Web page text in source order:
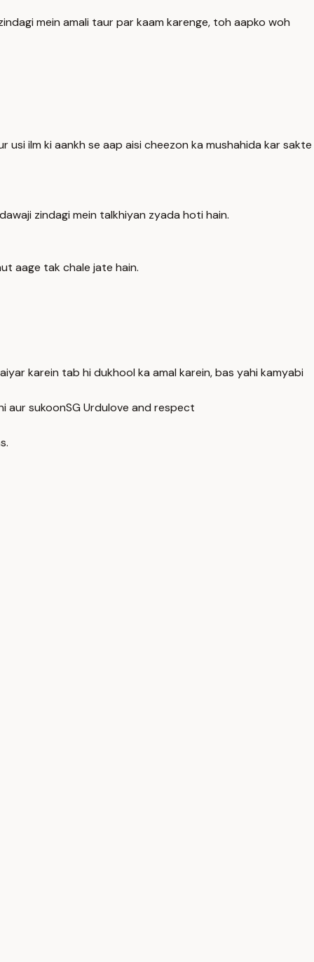
mein amali taur par kaam karenge, toh aapko woh
usi ilm ki aankh se aap aisi cheezon ka mushahida kar sakte
zindagi mein talkhiyan zyada hoti hain.
aage tak chale jate hain.
karein tab hi dukhool ka amal karein, bas yahi kamyabi
aur sukoonSG Urdulove and respect